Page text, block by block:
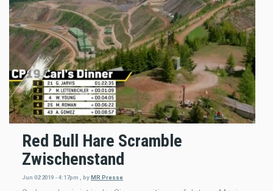
Red Bull Hare Scramble
Zwischenstand
Jun 02 2019 - 4:17pm byMR Presse